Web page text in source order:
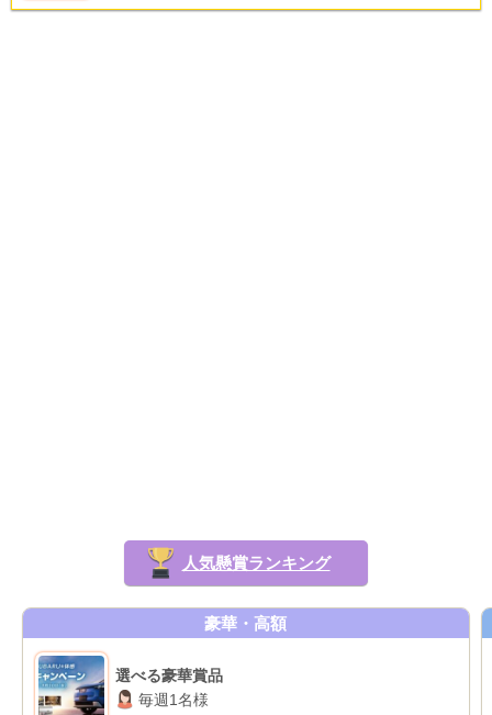
人気懸賞ランキング
豪華・高額
選べる豪華賞品
毎週1名様